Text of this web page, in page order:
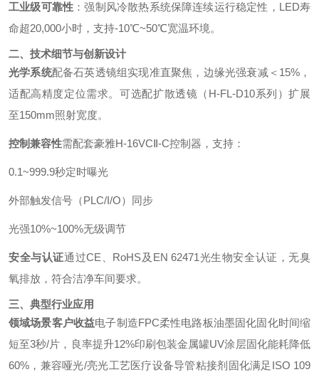
工业级可靠性 ：强制风冷散热系统保障连续运行稳定性，LED寿
命超20,000小时，支持-10℃~50℃宽温环境。
二、技术细节与创新设计
光学系统配备石英透镜组实现准直聚焦，边缘光强衰减＜15%，
适配高精度定位需求。可选配扩散透镜（H-FL-D10系列）扩展
至150mm照射宽度。
控制兼容性需配套豪雅H-16VCⅡ-C控制器，支持：
0.1~999.9秒定时曝光
外部触发信号（PLC/I/O）同步
光强10%~100%无级调节
安全与认证通过CE、RoHS及EN 62471光生物安全认证，无臭
氧排放，符合洁净车间要求。
三、典型行业应用
领域场景客户收益电子制造FPC柔性电路板油墨固化固化时间缩
短至3秒/片，良率提升12%印刷包装金属罐UV涂层固化能耗降低
60%，兼容哑光/亮光工艺医疗设备导管粘接剂固化满足ISO 109